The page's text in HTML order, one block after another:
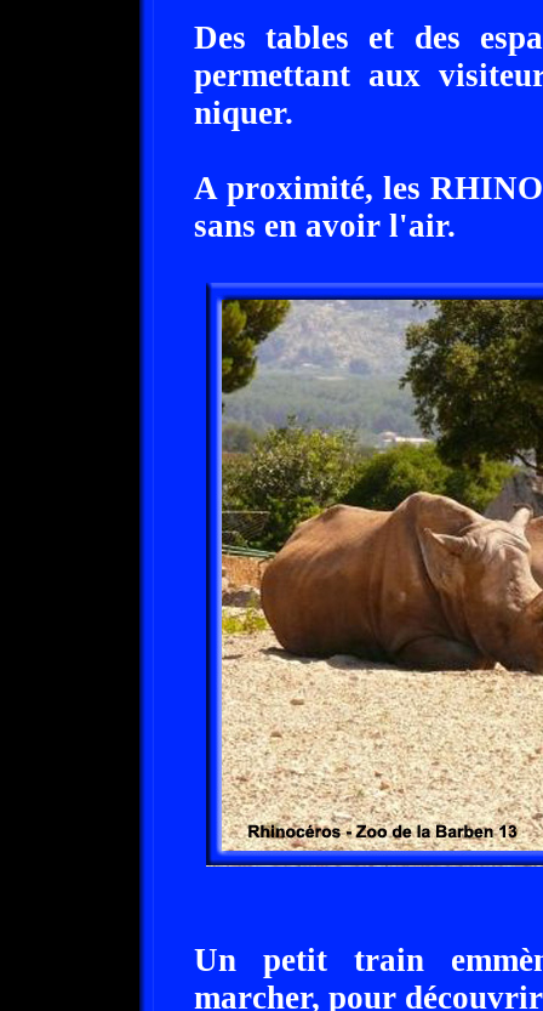
Des tables et des
permettant aux
niquer.
A proximité, les
sans en avoir l'air.
Un petit train
marcher, pour